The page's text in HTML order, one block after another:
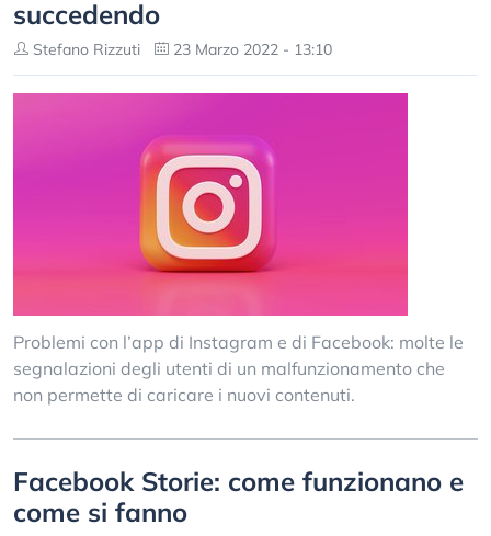
succedendo
Stefano Rizzuti 23 Marzo 2022 - 13:10
Problemi con l’app di Instagram e di Facebook: molte le
segnalazioni degli utenti di un malfunzionamento che
non permette di caricare i nuovi contenuti.
Facebook Storie: come funzionano e
come si fanno